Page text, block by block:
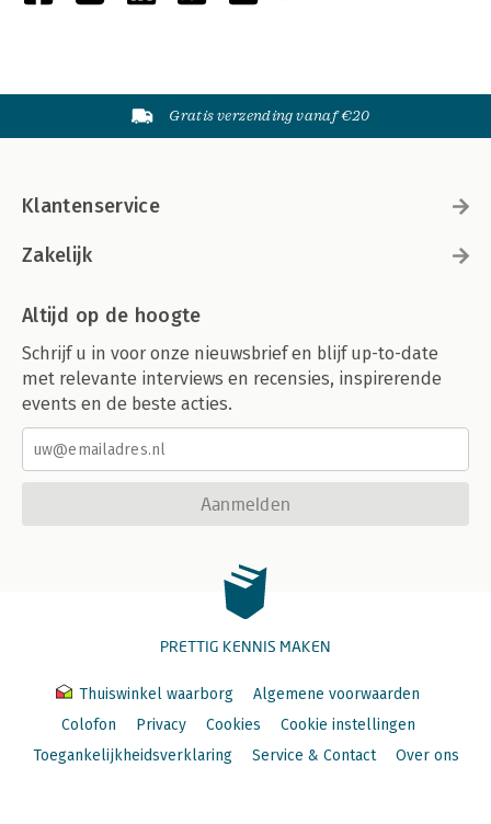
Gratis verzending vanaf €20
Klantenservice
Zakelijk
Altijd op de hoogte
Schrijf u in voor onze nieuwsbrief en blijf up-to-date
met relevante interviews en recensies, inspirerende
events en de beste acties.
Aanmelden
PRETTIG KENNIS MAKEN
Thuiswinkel waarborg
Algemene voorwaarden
Colofon
Privacy Cookies
Cookie instellingen
Toegankelijkheidsverklaring
Service & Contact Over ons